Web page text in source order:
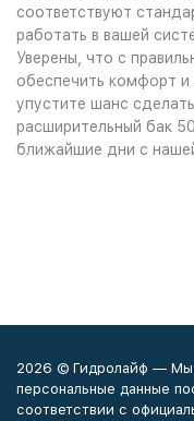
соответствуют
работать в вашей
Уверены, что с
обеспечить комфорт
упустите шанс
расширительный бак
ближайшие дни с
2026 © Гидролайф — Мы
персональные данные
соответствии с